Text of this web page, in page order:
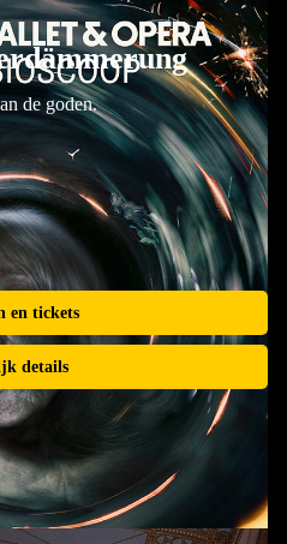
de goden.
en tickets
details